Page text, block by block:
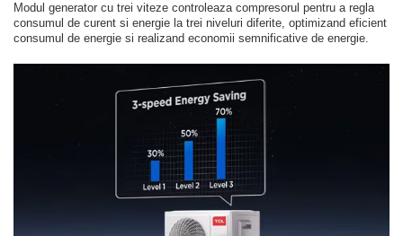
Modul generator cu trei viteze controleaza compresorul pentru a regla
consumul de curent si energie la trei niveluri diferite, optimizand eficient
consumul de energie si realizand economii semnificative de energie.